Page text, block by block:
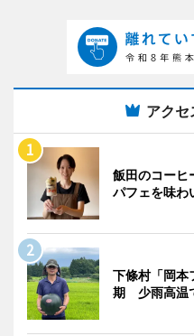
アクセ
飯田のコー
パフェを味わ
下條村「岡本
期 少雨高温